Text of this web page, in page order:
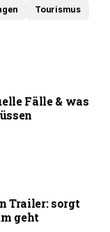
Tourismus
Fälle & was
Trailer: sorgt
geht